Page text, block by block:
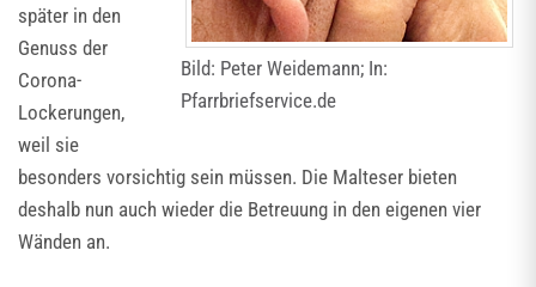
Bild: Peter Weidemann; In:
Pfarrbriefservice.de
später in den
Genuss der
Corona-
Lockerungen,
weil sie
besonders vorsichtig sein müssen. Die Malteser bieten
deshalb nun auch wieder die Betreuung in den eigenen vier
Wänden an.